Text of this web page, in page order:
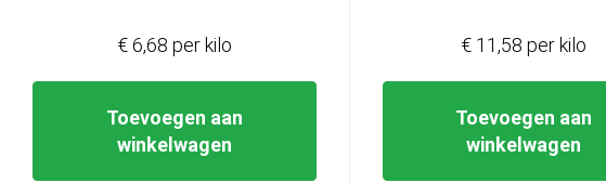
Toevoegen aan
winkelwagen
€ 6,68 per kilo
Toevoegen aan
winkelwagen
€ 11,58 per kilo